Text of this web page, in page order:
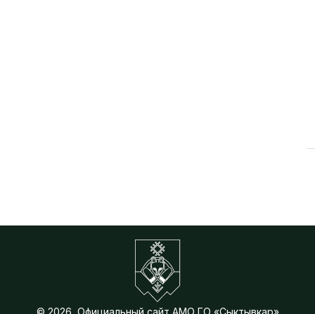
© 2026, Официальный сайт АМО ГО «Сыктывкар»